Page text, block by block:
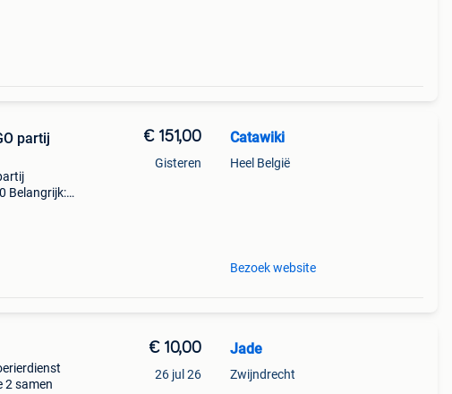
partij
Belangrijk:
€ 151,00
Gisteren
Catawiki
Heel België
Bezoek website
2 samen
€ 10,00
26 jul 26
Jade
Zwijndrecht